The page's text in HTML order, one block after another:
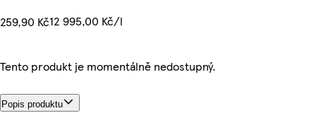
259,90 Kč12 995,00 Kč/l
Tento produkt je momentálně nedostupný.
Popis produktu